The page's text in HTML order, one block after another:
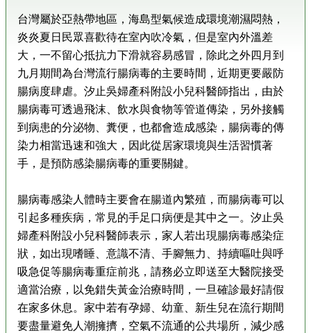
台灣屬於亞熱帶地區，海島型氣候造成環境潮濕悶熱，
炎炎夏日民眾喜歡待在室內吹冷氣，但是室內外溫差
大，一不留心抵抗力下滑就容易感冒，除此之外四月到
九月期間為台灣流行腸病毒的主要時間，近期更要嚴防
腸病度肆虐。汐止吳婦產科附設小兒科醫師指出，由於
腸病毒可透過飛沫、飲水與食物等管道傳染，另外接觸
到病患的分泌物、糞便，也都會造成感染，腸病毒的傳
染力相當迅速和強大，因此從居家環境與生活習慣著
手，是預防感染腸病毒的重要關鍵。
腸病毒感染人體時主要會在腸道內繁殖，而腸病毒可以
引起多種疾病，常見的手足口病便是其中之一。汐止吳
婦產科附設小兒科醫師表示，家人若出現腸病毒感染症
狀，如出現嗜睡、意識不清、手腳無力、持續嘔吐與呼
吸急促等腸病毒重症前兆，請務必立即送至大醫院接受
適當治療，以免錯失黃金治療時間，一旦確診最好請假
在家多休息。家中若有孕婦、幼童、新生兒在流行期間
要盡量避免人潮擁擠，空氣不流通的公共場所，減少感